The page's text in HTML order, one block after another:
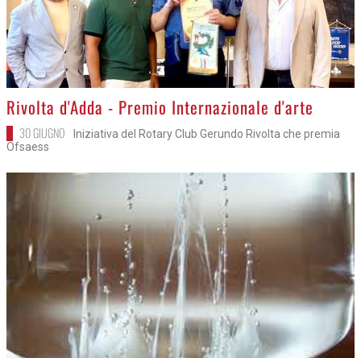
>
Rivolta d'Adda - Premio Internazionale d'arte
30 GIUGNO
Iniziativa del Rotary Club Gerundo Rivolta che premia
Ofsaess